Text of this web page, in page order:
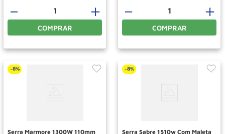
＋
－
COMPRAR
＋
－
COMPRAR
-8%
Serra Marmore 1300W 110mm
-8%
Serra Sabre 1510w Com Maleta